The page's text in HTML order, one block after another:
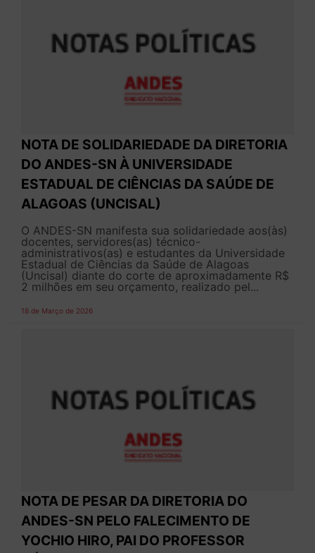
NOTA DE SOLIDARIEDADE DA DIRETORIA
DO ANDES-SN À UNIVERSIDADE
ESTADUAL DE CIÊNCIAS DA SAÚDE DE
ALAGOAS (UNCISAL)
O ANDES-SN manifesta sua solidariedade aos(às)
docentes, servidores(as) técnico-
administrativos(as) e estudantes da Universidade
Estadual de Ciências da Saúde de Alagoas
(Uncisal) diante do corte de aproximadamente R$
2 milhões em seu orçamento, realizado pel...
18 de Março de 2026
NOTA DE PESAR DA DIRETORIA DO
ANDES-SN PELO FALECIMENTO DE
YOCHIO HIRO, PAI DO PROFESSOR